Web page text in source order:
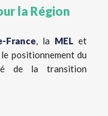
la Région
France, la MEL et
positionnement du
de la transition